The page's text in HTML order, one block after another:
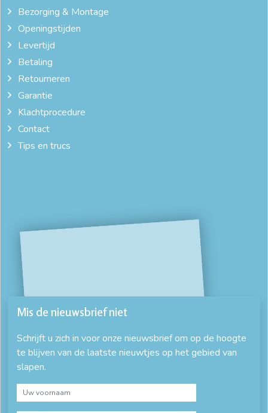
Bezorging & Montage
Openingstijden
Levertijd
Betaling
Retourneren
Garantie
Klachtprocedure
Contact
Tips en trucs
Mis de nieuwsbrief niet
Schrijft u zich in voor onze nieuwsbrief om op de hoogte
te blijven van de laatste nieuwtjes op het gebied van
slapen.